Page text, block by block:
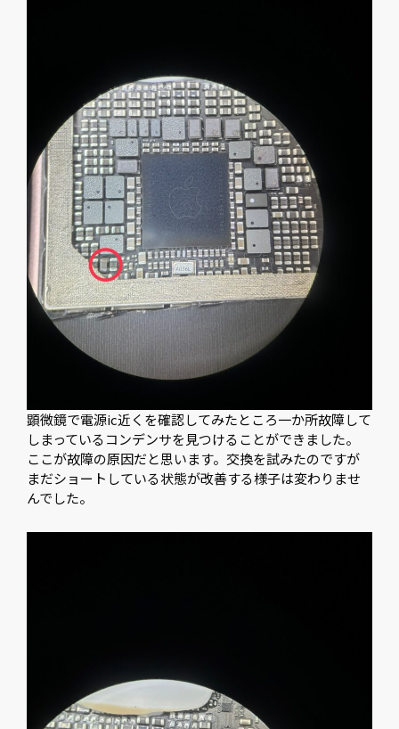
顕微鏡で電源ic近くを確認してみたところ一か所故障して
しまっているコンデンサを見つけることができました。
ここが故障の原因だと思います。交換を試みたのですが
まだショートしている状態が改善する様子は変わりませ
んでした。